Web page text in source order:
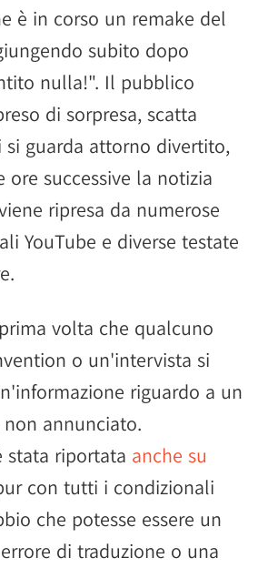
è in corso un remake del
subito dopo
nulla!". Il pubblico
di sorpresa, scatta
si guarda attorno divertito,
ore successive la notizia
ripresa da numerose
YouTube e diverse testate
volta che qualcuno
o un'intervista si
riguardo a un
annunciato.
stata riportata anche su
con tutti i condizionali
che potesse essere un
di traduzione o una